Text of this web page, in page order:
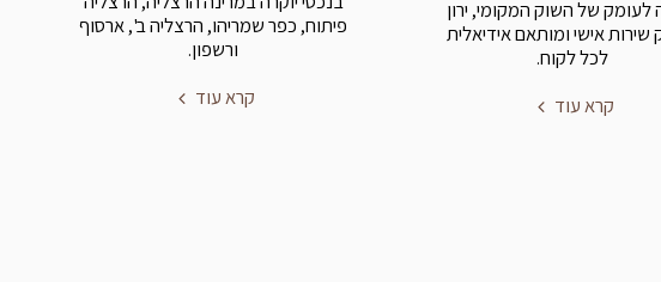
לעומק של השוק המקומי, ירון
אישי ומותאם אידיאלית
לכל לקוח.
קרא עוד
פיתוח, כפר שמריהו, הרצליה ב', ארסוף
ורשפון.
קרא עוד